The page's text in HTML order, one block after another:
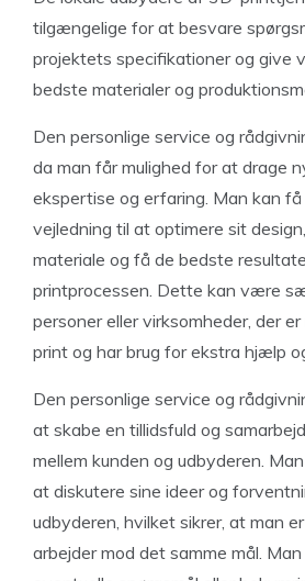
tilgængelige for at besvare
projektets specifikationer og give
bedste materialer og
Den personlige service og
da man får mulighed for at drage
ekspertise og erfaring. Man kan
vejledning til at optimere sit
materiale og få de bedste
printprocessen. Dette kan være
personer eller virksomheder, der
print og har brug for ekstra hjælp
Den personlige service og
at skabe en tillidsfuld og
mellem kunden og udbyderen.
at diskutere sine ideer og
udbyderen, hvilket sikrer, at man
arbejder mod det samme mål.